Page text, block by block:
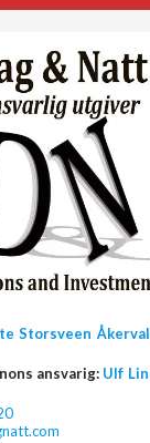
Storsveen
ansvarig: Ulf